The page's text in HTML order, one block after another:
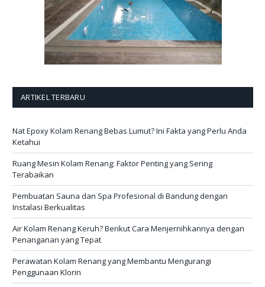
ARTIKEL TERBARU
Nat Epoxy Kolam Renang Bebas Lumut? Ini Fakta yang Perlu Anda
Ketahui
Ruang Mesin Kolam Renang: Faktor Penting yang Sering
Terabaikan
Pembuatan Sauna dan Spa Profesional di Bandung dengan
Instalasi Berkualitas
Air Kolam Renang Keruh? Berikut Cara Menjernihkannya dengan
Penanganan yang Tepat
Perawatan Kolam Renang yang Membantu Mengurangi
Penggunaan Klorin